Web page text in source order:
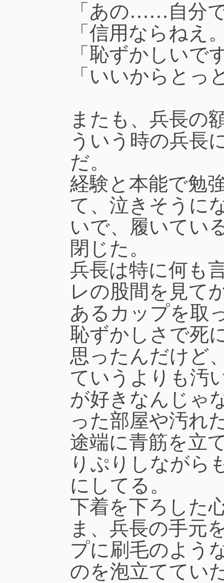
「あの……自分
「信用ならねえ
「恥ずかしいで
「いいからとっ
またも、兵長の
ういう時の兵長
だ。
経験と本能で勉
て、泣きそうに
いで、履いてい
閉じた。
兵長は特に何も
レの股間を見て
あるカップを取
恥ずかしさで死
思ったんだけど
ていうよりも汚
が好きなんじゃ
った部屋や汚れ
途端に青筋を立
りぷりしながら
にしてる。
下着を下ろした
ま、兵長の手元
プに刷毛のよう
のを泡立ててい